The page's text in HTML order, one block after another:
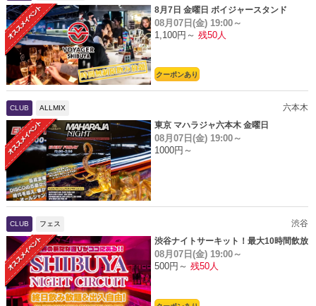
8月7日 金曜日 ボイジャースタンド
08月07日(金) 19:00～
1,100円～ 残50人
クーポンあり
CLUB ALLMIX
六本木
東京 マハラジャ六本木 金曜日
08月07日(金) 19:00～
1000円～
CLUB フェス
渋谷
渋谷ナイトサーキット！最大10時間飲放
題
08月07日(金) 19:00～
500円～ 残50人